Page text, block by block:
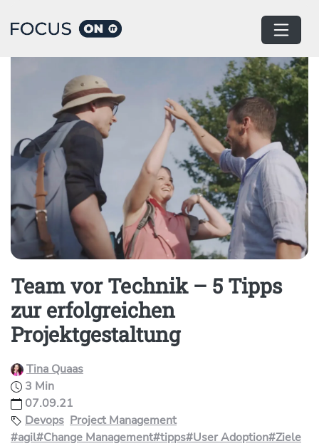
Home Devops
Team vor Technik – 5 Tipps
zur erfolgreichen
Projektgestaltung
Tina Quaas
3 Min
07.09.21
Devops Project Management
#agil#Change Management#tipps#User Adoption#Ziele